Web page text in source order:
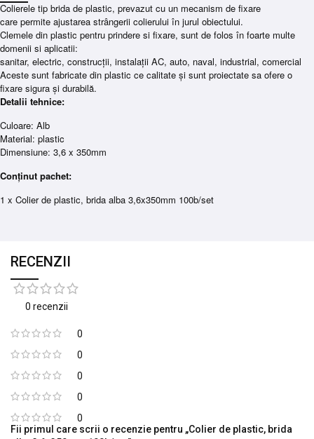
Colierele tip brida de plastic, prevazut cu un mecanism de fixare
care permite ajustarea strângerii colierului în jurul obiectului.
Clemele din plastic pentru prindere si fixare, sunt de folos în foarte multe
domenii si aplicatii:
sanitar, electric, construcții, instalații AC, auto, naval, industrial, comercial
Aceste sunt fabricate din plastic ce calitate și sunt proiectate sa ofere o
fixare sigura și durabilă.
Detalii tehnice:
Culoare: Alb
Material: plastic
Dimensiune: 3,6 x 350mm
Conținut pachet:
1 x Colier de plastic, brida alba 3,6x350mm 100b/set
RECENZII
0 recenzii
0
0
0
0
0
Fii primul care scrii o recenzie pentru „Colier de plastic, brida